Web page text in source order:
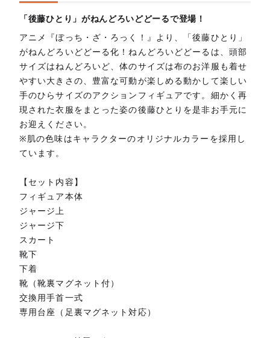
「後藤ひとり」がねんどろいどどーるで登場！
アニメ『ぼっち・ざ・ろっく！』より、「後藤ひとり」
がねんどろいどどーる化！ねんどろいどどーるは、頭部
サイズはねんどろいど、体のサイズは布のお洋服も着せ
やすい大きさの、豊富な可動が楽しめる動かして楽しい
手のひらサイズのアクションフィギュアです。細かく再
現された衣服をまとった姿の後藤ひとりを是非お手元に
お迎えください。
※肌の色味はキャラクターのオリジナルカラーを採用し
ています。
【セット内容】
フィギュア本体
ジャージ上
ジャージ下
スカート
靴下
下着
靴（靴裏マグネット付）
交換用手首一式
専用台座（足裏マグネット対応）